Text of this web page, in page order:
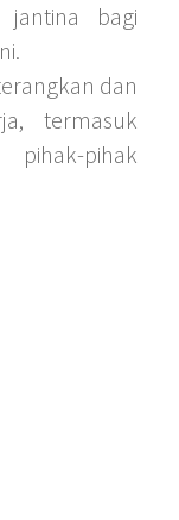
jantina bagi
dan
termasuk
pihak